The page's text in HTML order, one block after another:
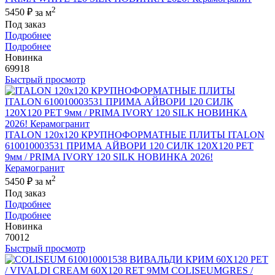
5450 ₽ за м2
Под заказ
Подробнее
Подробнее
Новинка
69918
Быстрый просмотр
ITALON 120x120 КРУПНОФОРМАТНЫЕ ПЛИТЫ ITALON
610010003531 ПРИМА АЙВОРИ 120 СИЛК 120Х120 РЕТ
9мм / PRIMA IVORY 120 SILK НОВИНКА 2026!
Керамогранит
5450 ₽ за м2
Под заказ
Подробнее
Подробнее
Новинка
70012
Быстрый просмотр